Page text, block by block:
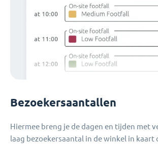
Bezoekersaantallen
Hiermee breng je de dagen en tijden met
laag bezoekersaantal in de winkel in kaart